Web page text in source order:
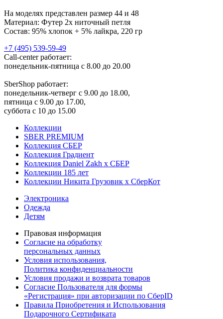
На моделях представлен размер 44 и 48
Материал: Футер 2х ниточный петля
Состав: 95% хлопок + 5% лайкра, 220 гр
+7 (495) 539-59-49
Call-center работает:
понедельник-пятница с 8.00 до 20.00
SberShop работает:
понедельник-четверг с 9.00 до 18.00,
пятница с 9.00 до 17.00,
суббота с 10 до 15.00
Коллекции
SBER PREMIUM
Коллекция СБЕР
Коллекция Градиент
Коллекция Daniel Zakh x СБЕР
Коллекции 185 лет
Коллекции Никита Грузовик х СберКот
Электроника
Одежда
Детям
Правовая информация
Согласие на обработку
персональных данных
Условия использования,
Политика конфиденциальности
Условия продажи и возврата товаров
Согласие Пользователя для формы
«Регистрация» при авторизации по СберID
Правила Приобретения и Использования
Подарочного Сертификата